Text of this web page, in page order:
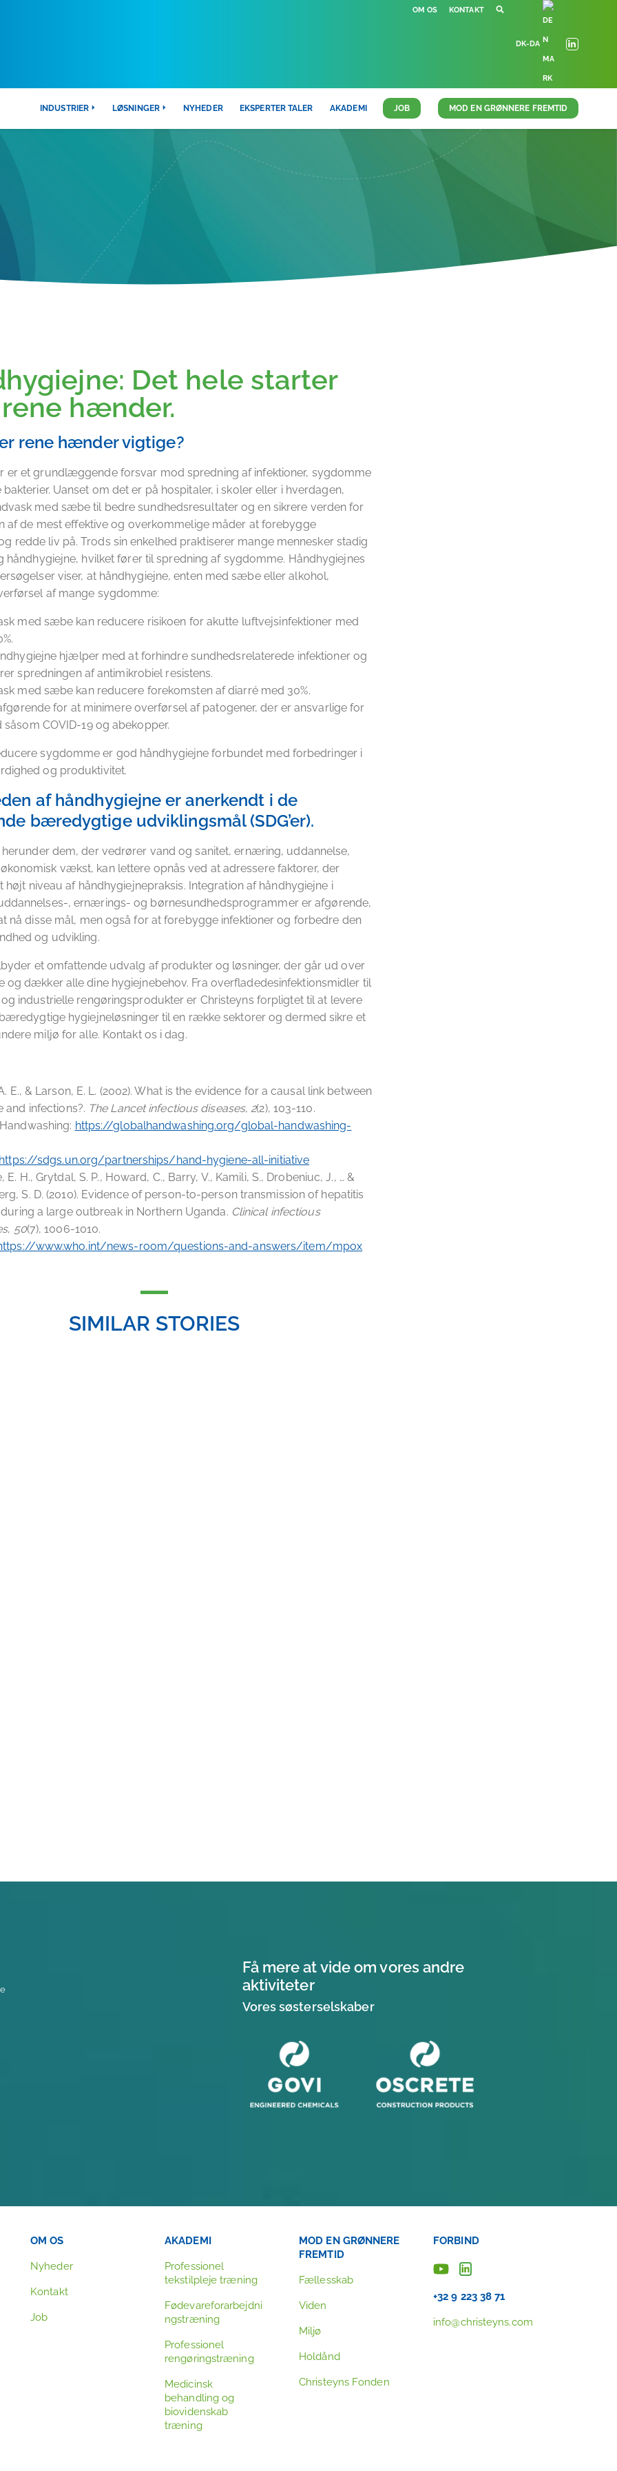
OM OS KONTAKT
DK-DA
INDUSTRIER LØSNINGER NYHEDER EKSPERTER TALER AKADEMI JOB MOD EN GRØNNERE FREMTID
Det hele starter
hænder.
rene hænder vigtige?
er et grundlæggende forsvar mod spredning af infektioner, sygdomme
Uanset om det er på hospitaler, i skoler eller i hverdagen,
med sæbe til bedre sundhedsresultater og en sikrere verden for
af de mest effektive og overkommelige måder at forebygge
redde liv på. Trods sin enkelhed praktiserer mange mennesker stadig
håndhygiejne, hvilket fører til spredning af sygdomme. Håndhygiejnes
viser, at håndhygiejne, enten med sæbe eller alkohol,
af mange sygdomme:
med sæbe kan reducere risikoen for akutte luftvejsinfektioner med
hjælper med at forhindre sundhedsrelaterede infektioner og
spredningen af antimikrobiel resistens.
med sæbe kan reducere forekomsten af diarré med 30%.
for at minimere overførsel af patogener, der er ansvarlige for
COVID-19 og abekopper.
sygdomme er god håndhygiejne forbundet med forbedringer i
og produktivitet.
af håndhygiejne er anerkendt i de
bæredygtige udviklingsmål (SDG’er).
herunder dem, der vedrører vand og sanitet, ernæring, uddannelse,
vækst, kan lettere opnås ved at adressere faktorer, der
højt niveau af håndhygiejnepraksis. Integration af håndhygiejne i
, ernærings- og børnesundhedsprogrammer er afgørende,
nå disse mål, men også for at forebygge infektioner og forbedre den
og udvikling.
et omfattende udvalg af produkter og løsninger, der går ud over
og dækker alle dine hygiejnebehov. Fra overfladedesinfektionsmidler til
industrielle rengøringsprodukter er Christeyns forpligtet til at levere
hygiejneløsninger til en række sektorer og dermed sikre et
miljø for alle. Kontakt os i dag.
E., & Larson, E. L. (2002). What is the evidence for a causal link between
and infections?. The Lancet infectious diseases, 2(2), 103-110.
https://globalhandwashing.org/global-handwashing-
sdgs.un.org/partnerships/hand-hygiene-all-initiative
E. H., Grytdal, S. P., Howard, C., Barry, V., Kamili, S., Drobeniuc, J., … &
S. D. (2010). Evidence of person-to-person transmission of hepatitis
a large outbreak in Northern Uganda. Clinical infectious
, 50(7), 1006-1010.
www.who.int/news-room/questions-and-answers/item/mpox
SIMILAR STORIES
Få mere at vide om vores andre
aktiviteter
Vores søsterselskaber
OM OS
Nyheder
Kontakt
Job
AKADEMI
Professionel
tekstilpleje træning
Fødevareforarbejdni
ngstræning
Professionel
rengøringstræning
Medicinsk
behandling og
biovidenskab
træning
MOD EN GRØNNERE
FREMTID
Fællesskab
Viden
Miljø
Holdånd
Christeyns Fonden
FORBIND
+32 9 223 38 71
info@christeyns.com